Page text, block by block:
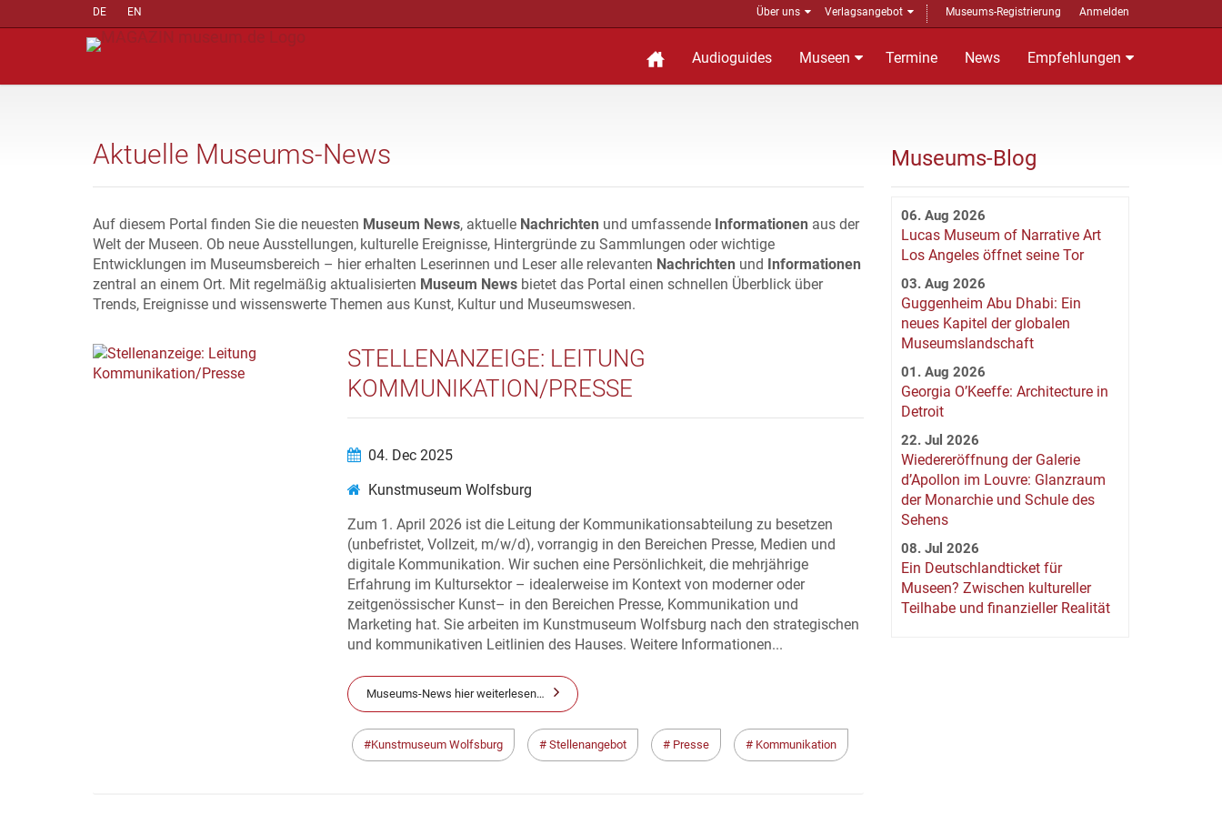
DE EN Über uns Verlagsangebot Museums-Registrierung Anmelden
Audioguides Museen Termine News Empfehlungen
Aktuelle Museums-News
Auf diesem Portal finden Sie die neuesten Museum News, aktuelle Nachrichten und umfassende Informationen aus der
Welt der Museen. Ob neue Ausstellungen, kulturelle Ereignisse, Hintergründe zu Sammlungen oder wichtige
Entwicklungen im Museumsbereich – hier erhalten Leserinnen und Leser alle relevanten Nachrichten und Informationen
zentral an einem Ort. Mit regelmäßig aktualisierten Museum News bietet das Portal einen schnellen Überblick über
Trends, Ereignisse und wissenswerte Themen aus Kunst, Kultur und Museumswesen.
STELLENANZEIGE: LEITUNG
KOMMUNIKATION/PRESSE
04. Dec 2025
Kunstmuseum Wolfsburg
Zum 1. April 2026 ist die Leitung der Kommunikationsabteilung zu besetzen
(unbefristet, Vollzeit, m/w/d), vorrangig in den Bereichen Presse, Medien und
digitale Kommunikation. Wir suchen eine Persönlichkeit, die mehrjährige
Erfahrung im Kultursektor – idealerweise im Kontext von moderner oder
zeitgenössischer Kunst– in den Bereichen Presse, Kommunikation und
Marketing hat. Sie arbeiten im Kunstmuseum Wolfsburg nach den strategischen
und kommunikativen Leitlinien des Hauses. Weitere Informationen...
Museums-News hier weiterlesen…
Kunstmuseum Wolfsburg Stellenangebot Presse Kommunikation
Museums-Blog
06. Aug 2026
Lucas Museum of Narrative Art
Los Angeles öffnet seine Tor
03. Aug 2026
Guggenheim Abu Dhabi: Ein
neues Kapitel der globalen
Museumslandschaft
01. Aug 2026
Georgia O’Keeffe: Architecture in
Detroit
22. Jul 2026
Wiedereröffnung der Galerie
d’Apollon im Louvre: Glanzraum
der Monarchie und Schule des
Sehens
08. Jul 2026
Ein Deutschlandticket für
Museen? Zwischen kultureller
Teilhabe und finanzieller Realität